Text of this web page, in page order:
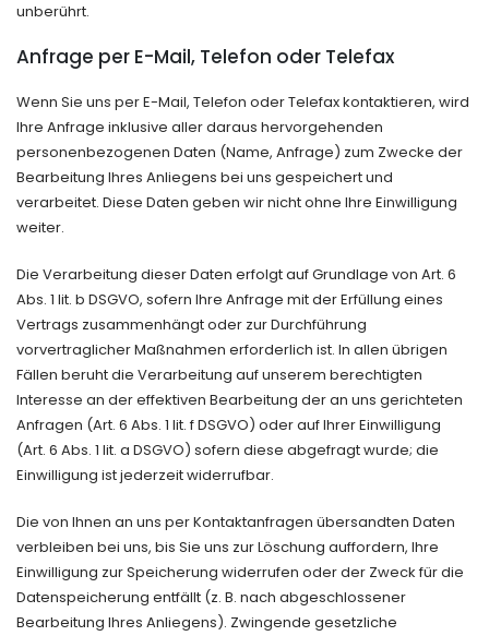
unberührt.
Anfrage per E-Mail, Telefon oder Telefax
Wenn Sie uns per E-Mail, Telefon oder Telefax kontaktieren, wird
Ihre Anfrage inklusive aller daraus hervorgehenden
personenbezogenen Daten (Name, Anfrage) zum Zwecke der
Bearbeitung Ihres Anliegens bei uns gespeichert und
verarbeitet. Diese Daten geben wir nicht ohne Ihre Einwilligung
weiter.
Die Verarbeitung dieser Daten erfolgt auf Grundlage von Art. 6
Abs. 1 lit. b DSGVO, sofern Ihre Anfrage mit der Erfüllung eines
Vertrags zusammenhängt oder zur Durchführung
vorvertraglicher Maßnahmen erforderlich ist. In allen übrigen
Fällen beruht die Verarbeitung auf unserem berechtigten
Interesse an der effektiven Bearbeitung der an uns gerichteten
Anfragen (Art. 6 Abs. 1 lit. f DSGVO) oder auf Ihrer Einwilligung
(Art. 6 Abs. 1 lit. a DSGVO) sofern diese abgefragt wurde; die
Einwilligung ist jederzeit widerrufbar.
Die von Ihnen an uns per Kontaktanfragen übersandten Daten
verbleiben bei uns, bis Sie uns zur Löschung auffordern, Ihre
Einwilligung zur Speicherung widerrufen oder der Zweck für die
Datenspeicherung entfällt (z. B. nach abgeschlossener
Bearbeitung Ihres Anliegens). Zwingende gesetzliche